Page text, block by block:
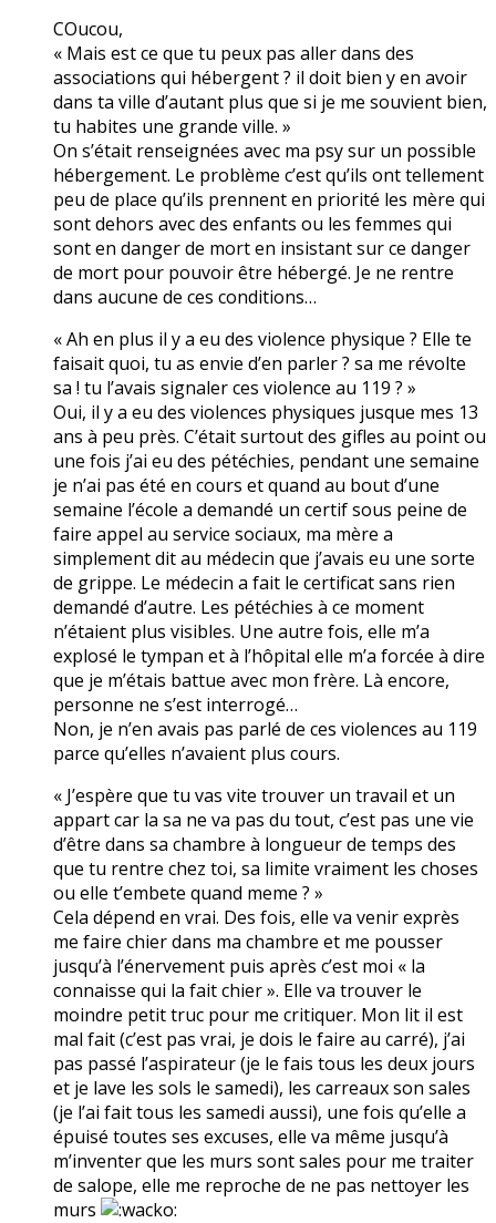
COucou,
« Mais est ce que tu peux pas aller dans des
associations qui hébergent ? il doit bien y en avoir
dans ta ville d’autant plus que si je me souvient bien,
tu habites une grande ville. »
On s’était renseignées avec ma psy sur un possible
hébergement. Le problème c’est qu’ils ont tellement
peu de place qu’ils prennent en priorité les mère qui
sont dehors avec des enfants ou les femmes qui
sont en danger de mort en insistant sur ce danger
de mort pour pouvoir être hébergé. Je ne rentre
dans aucune de ces conditions…
« Ah en plus il y a eu des violence physique ? Elle te
faisait quoi, tu as envie d’en parler ? sa me révolte
sa ! tu l’avais signaler ces violence au 119 ? »
Oui, il y a eu des violences physiques jusque mes 13
ans à peu près. C’était surtout des gifles au point ou
une fois j’ai eu des pétéchies, pendant une semaine
je n’ai pas été en cours et quand au bout d’une
semaine l’école a demandé un certif sous peine de
faire appel au service sociaux, ma mère a
simplement dit au médecin que j’avais eu une sorte
de grippe. Le médecin a fait le certificat sans rien
demandé d’autre. Les pétéchies à ce moment
n’étaient plus visibles. Une autre fois, elle m’a
explosé le tympan et à l’hôpital elle m’a forcée à dire
que je m’étais battue avec mon frère. Là encore,
personne ne s’est interrogé…
Non, je n’en avais pas parlé de ces violences au 119
parce qu’elles n’avaient plus cours.
« J’espère que tu vas vite trouver un travail et un
appart car la sa ne va pas du tout, c’est pas une vie
d’être dans sa chambre à longueur de temps des
que tu rentre chez toi, sa limite vraiment les choses
ou elle t’embete quand meme ? »
Cela dépend en vrai. Des fois, elle va venir exprès
me faire chier dans ma chambre et me pousser
jusqu’à l’énervement puis après c’est moi « la
connaisse qui la fait chier ». Elle va trouver le
moindre petit truc pour me critiquer. Mon lit il est
mal fait (c’est pas vrai, je dois le faire au carré), j’ai
pas passé l’aspirateur (je le fais tous les deux jours
et je lave les sols le samedi), les carreaux son sales
(je l’ai fait tous les samedi aussi), une fois qu’elle a
épuisé toutes ses excuses, elle va même jusqu’à
m’inventer que les murs sont sales pour me traiter
de salope, elle me reproche de ne pas nettoyer les
murs